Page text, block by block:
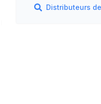
Distributeurs de